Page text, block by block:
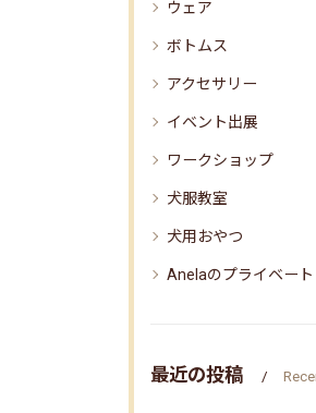
ウェア
ボトムス
アクセサリー
イベント出展
ワークショップ
犬服教室
犬用おやつ
Anelaのプライベート
最近の投稿